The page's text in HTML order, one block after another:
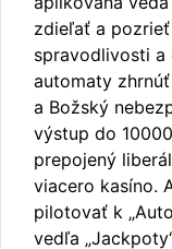
zdieľať a
spravodlivosti
automaty
a Božský
výstup do
prepojený
viacero kasíno.
pilotovať k
vedľa